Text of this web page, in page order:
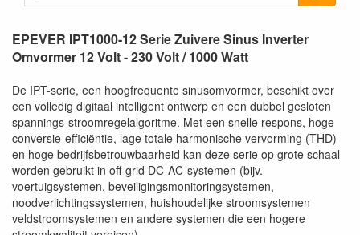
EPEVER IPT1000-12 Serie Zuivere Sinus Inverter
Omvormer 12 Volt - 230 Volt / 1000 Watt
De IPT-serie, een hoogfrequente sinusomvormer, beschikt over
een volledig digitaal intelligent ontwerp en een dubbel gesloten
spannings-stroomregelalgoritme. Met een snelle respons, hoge
conversie-efficiëntie, lage totale harmonische vervorming (THD)
en hoge bedrijfsbetrouwbaarheid kan deze serie op grote schaal
worden gebruikt in off-grid DC-AC-systemen (bijv.
voertuigsystemen, beveiligingsmonitoringsystemen,
noodverlichtingssystemen, huishoudelijke stroomsystemen
veldstroomsystemen en andere systemen die een hogere